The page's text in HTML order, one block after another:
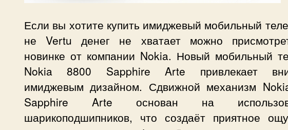
Если вы хотите купить имиджевый мобильный
не Vertu денег не хватает можно
новинке от компании Nokia. Новый мобильный
Nokia 8800 Sapphire Arte привлекает
имиджевым дизайном. Сдвижной механизм
Sapphire Arte основан на
шарикоподшипников, что создаёт приятное